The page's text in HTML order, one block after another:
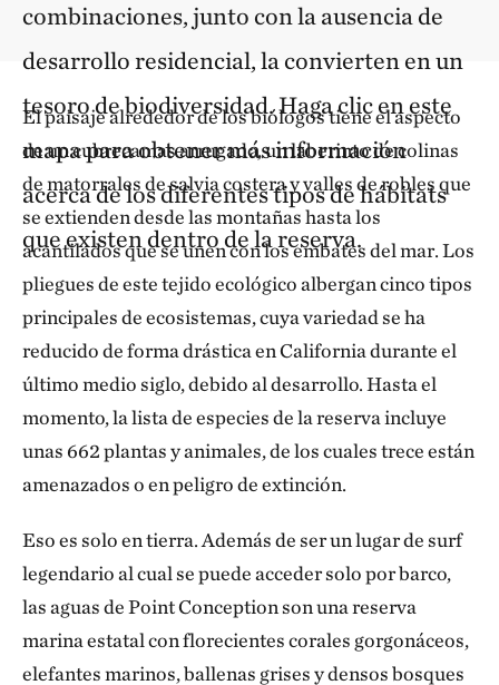
combinaciones, junto con la ausencia de
desarrollo residencial, la convierten en un
tesoro de biodiversidad. Haga clic en este
mapa para obtener más información
acerca de los diferentes tipos de hábitats
que existen dentro de la reserva.
El paisaje alrededor de los biólogos tiene el aspecto
de un cubrecamas arrugado, un laberinto de colinas
de matorrales de salvia costera y valles de robles que
se extienden desde las montañas hasta los
acantilados que se unen con los embates del mar. Los
pliegues de este tejido ecológico albergan cinco tipos
principales de ecosistemas, cuya variedad se ha
reducido de forma drástica en California durante el
último medio siglo, debido al desarrollo. Hasta el
momento, la lista de especies de la reserva incluye
unas 662 plantas y animales, de los cuales trece están
amenazados o en peligro de extinción.
Eso es solo en tierra. Además de ser un lugar de surf
legendario al cual se puede acceder solo por barco,
las aguas de Point Conception son una reserva
marina estatal con florecientes corales gorgonáceos,
elefantes marinos, ballenas grises y densos bosques